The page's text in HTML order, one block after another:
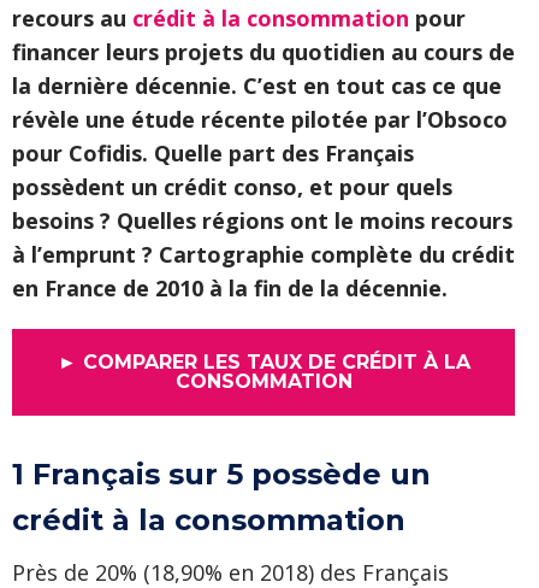
recours au crédit à la consommation pour
financer leurs projets du quotidien au cours de
la dernière décennie. C’est en tout cas ce que
révèle une étude récente pilotée par l’Obsoco
pour Cofidis. Quelle part des Français
possèdent un crédit conso, et pour quels
besoins ? Quelles régions ont le moins recours
à l’emprunt ? Cartographie complète du crédit
en France de 2010 à la fin de la décennie.
► COMPARER LES TAUX DE CRÉDIT À LA
CONSOMMATION
1 Français sur 5 possède un
crédit à la consommation
Près de 20% (18,90% en 2018) des Français